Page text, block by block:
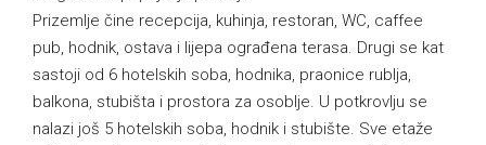
Prizemlje čine recepcija, kuhinja, restoran, WC, caffee
pub, hodnik, ostava i lijepa ograđena terasa. Drugi se kat
sastoji od 6 hotelskih soba, hodnika, praonice rublja,
balkona, stubišta i prostora za osoblje. U potkrovlju se
nalazi još 5 hotelskih soba, hodnik i stubište. Sve etaže